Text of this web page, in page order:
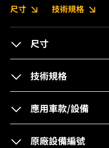
尺寸 技術規格
尺寸
技術規格
應用車款/設備
原廠設備編號